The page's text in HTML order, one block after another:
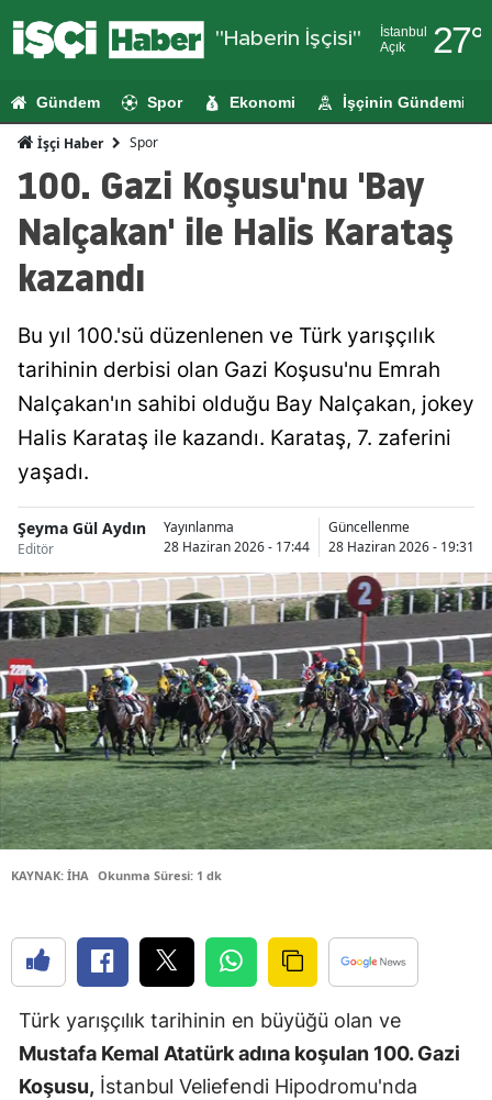
"Haberin İşçisi"
İstanbul
Açık
27°
Adıyaman
Ağrı
Amasya
Antalya
Artvin
Aydın
Bitlis
Bolu
Burdur
Bursa
Çanakkale
Çankırı
Diyarbakır
Elazığ
Gündem Spor Ekonomi İşçinin Gündemi
İşçi Haber Spor
100. Gazi Koşusu'nu 'Bay
Nalçakan' ile Halis Karataş
kazandı
Bu yıl 100.'sü düzenlenen ve Türk yarışçılık
tarihinin derbisi olan Gazi Koşusu'nu Emrah
Nalçakan'ın sahibi olduğu Bay Nalçakan, jokey
Halis Karataş ile kazandı. Karataş, 7. zaferini
yaşadı.
Şeyma Gül Aydın
Editör
Yayınlanma
28 Haziran 2026 - 17:44
Güncellenme
28 Haziran 2026 - 19:31
KAYNAK: İHA Okunma Süresi: 1 dk
Türk yarışçılık tarihinin en büyüğü olan ve
Mustafa Kemal Atatürk adına koşulan 100. Gazi
Koşusu, İstanbul Veliefendi Hipodromu'nda